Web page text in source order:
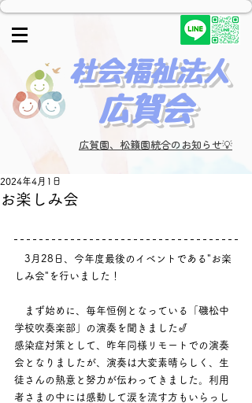
​社会福祉法人
広賀会​
広賀園、松籟園統合のお知らせ💡
お楽しみ会
2024年4月1日
3月28日、今年度最後のイベントである"お楽
しみ会"を行いました！
まず始めに、毎年恒例となっている「磯松中
学校吹奏楽部」の演奏を聞きました🎷
感染症対策として、昨年同様リモートでの演奏
会となりましたが、演奏は大変素晴らしく、生
徒さんの熱意と努力が伝わってきました。利用
者さまの中には感動して涙を流す方もいらっし